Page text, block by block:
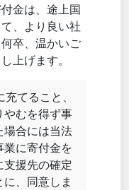
金は、途上国
、より良い社
卒、温かいご
上げます。
てること、
やむを得ず事
場合には当法
業に寄付金を
援先の確定
、同意しま